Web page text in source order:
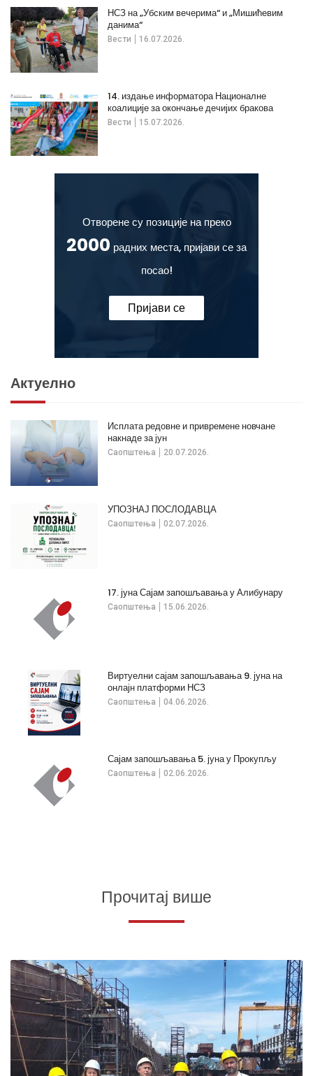
Вести 16.07.2026.
НСЗ на „Убским вечерима“ и „Мишићевим
данима“
Вести 15.07.2026.
14. издање информатора Националне
коалиције за окончање дечијих бракова
Отворене су позиције на преко
2000 радних места, пријави се за
посао!
Пријави се
Актуелно
Саопштења 20.07.2026.
Исплата редовне и привремене новчане
накнаде за јун
Саопштења 02.07.2026.
УПОЗНАЈ ПОСЛОДАВЦА
Саопштења 15.06.2026.
17. јуна Сајам запошљавања у Алибунару
Саопштења 04.06.2026.
Виртуелни сајам запошљавања 9. јуна на
онлајн платформи НСЗ
Саопштења 02.06.2026.
Сајам запошљавања 5. јуна у Прокупљу
Прочитај више